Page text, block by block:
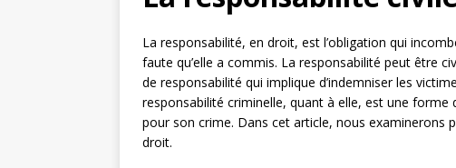
La responsabilité, en droit, est l’obligation qui
faute qu’elle a commis. La responsabilité peut être
de responsabilité qui implique d’indemniser les
responsabilité criminelle, quant à elle, est une
pour son crime. Dans cet article, nous examinerons
droit.